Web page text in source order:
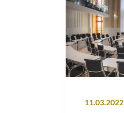
11.03.2022